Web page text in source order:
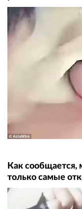
Как
только самые